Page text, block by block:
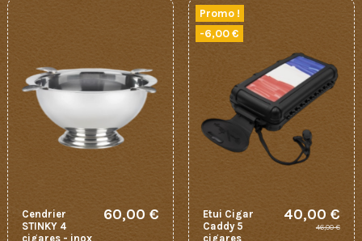
Cendrier
STINKY 4
cigares - inox
60,00 €
Promo !
-6,00 €
Etui Cigar
Caddy 5
cigares
40,00 €
46,00 €